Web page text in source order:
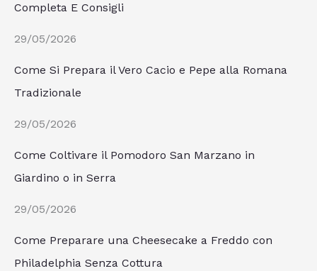
Completa E Consigli
29/05/2026
Come Si Prepara il Vero Cacio e Pepe alla Romana
Tradizionale
29/05/2026
Come Coltivare il Pomodoro San Marzano in
Giardino o in Serra
29/05/2026
Come Preparare una Cheesecake a Freddo con
Philadelphia Senza Cottura